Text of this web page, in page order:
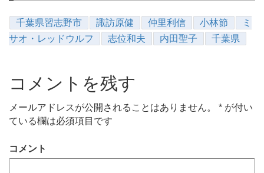
千葉県習志野市 諏訪原健 仲里利信 小林節
ミ
サオ・レッドウルフ
志位和夫 内田聖子 千葉県
コメントを残す
メールアドレスが公開されることはありません。 * が付い
ている欄は必須項目です
コメント